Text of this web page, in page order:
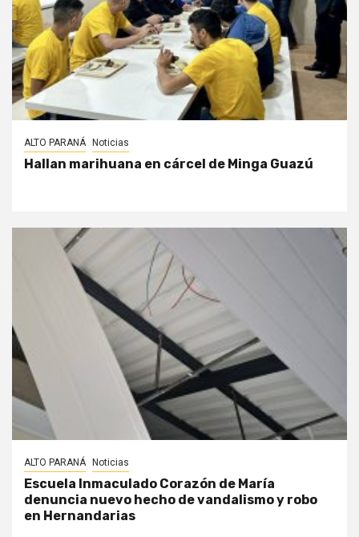
ALTO PARANÁ Noticias
Hallan marihuana en cárcel de Minga Guazú
ALTO PARANÁ Noticias
Escuela Inmaculado Corazón de María
denuncia nuevo hecho de vandalismo y robo
en Hernandarias